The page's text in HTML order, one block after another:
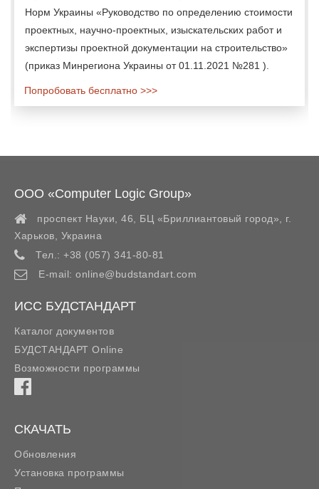
Норм Украины «Руководство по определению стоимости
проектных, научно-проектных, изыскательских работ и
экспертизы проектной документации на строительство»
(приказ Минрегиона Украины от 01.11.2021 №281 ).
Попробовать бесплатно >>>
ООО «Computer Logic Group»
проспект Науки, 46, БЦ «Бриллиантовый город»,
г.
Харьков
Украина
Тел.: +38 (057) 341-80-81
E-mail: online@budstandart.com
ИСС БУДСТАНДАРТ
Каталог документов
БУДСТАНДАРТ Online
Возможности программы
СКАЧАТЬ
Обновления
Установка программы